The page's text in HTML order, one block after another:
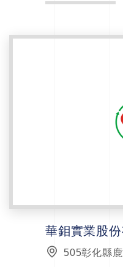
華鉬實業股份
505彰化縣